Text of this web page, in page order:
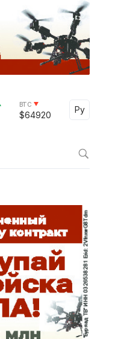
BTC
$64920
Ру
Select